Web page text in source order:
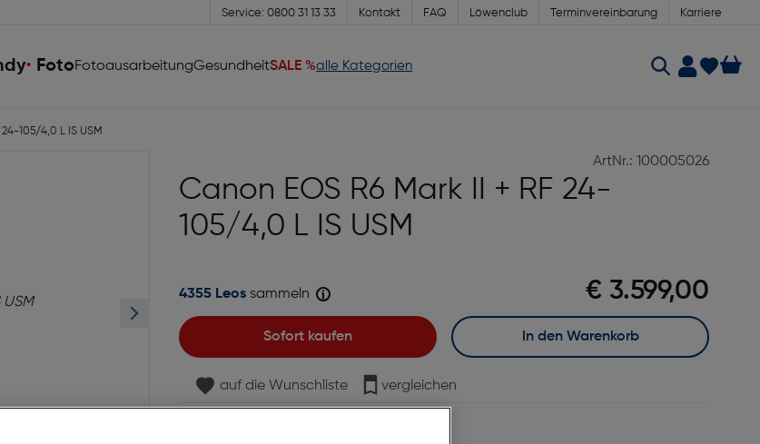
Service: 0800 31 13 33 Kontakt FAQ Löwenclub Terminvereinbarung Karriere
FotoFotoausarbeitungGesundheitSALE %alle Kategorien
105/4,0 L IS USM
ArtNr.: 100005026
Canon EOS R6 Mark II + RF 24-
105/4,0 L IS USM
€ 3.599,00
4355 Leos sammeln
Sofort kaufen In den Warenkorb
auf die Wunschliste vergleichen